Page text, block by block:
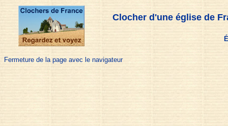
Clocher d'une église de
Fermeture de la page avec le navigateur